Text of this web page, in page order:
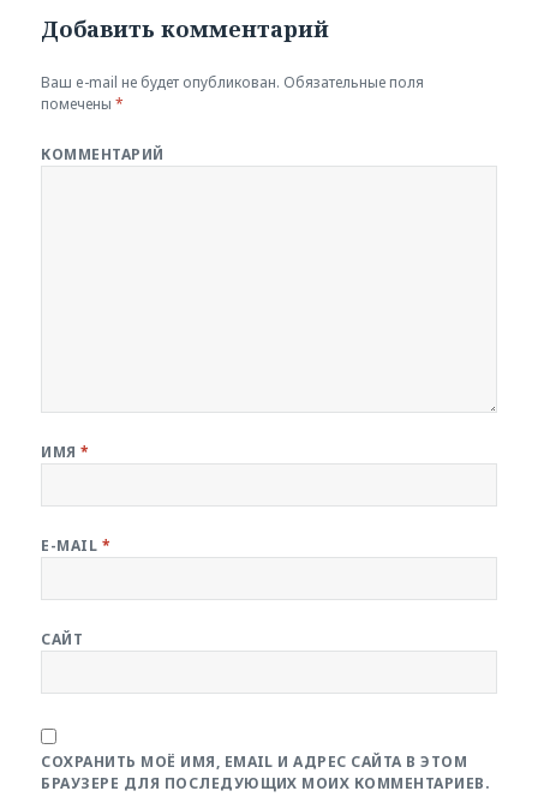
Добавить комментарий
Ваш e-mail не будет опубликован. Обязательные поля
помечены*
КОММЕНТАРИЙ
ИМЯ*
E-MAIL *
САЙТ
СОХРАНИТЬ МОЁ ИМЯ, EMAIL И АДРЕС САЙТА В ЭТОМ
БРАУЗЕРЕ ДЛЯ ПОСЛЕДУЮЩИХ МОИХ КОММЕНТАРИЕВ.